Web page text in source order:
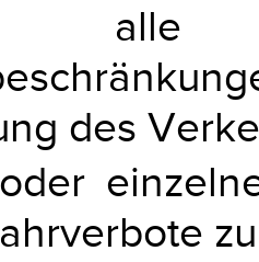
des